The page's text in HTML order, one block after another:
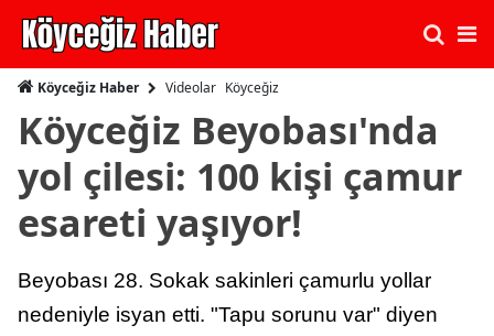
Köyceğiz Haber Videolar Köyceğiz
Köyceğiz Beyobası'nda
yol çilesi: 100 kişi çamur
esareti yaşıyor!
Beyobası 28. Sokak sakinleri çamurlu yollar
nedeniyle isyan etti. "Tapu sorunu var" diyen